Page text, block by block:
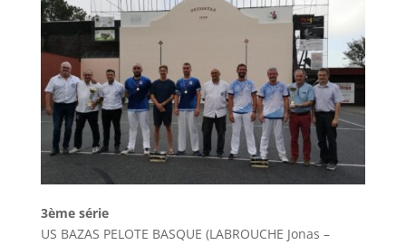
3ème série
US BAZAS PELOTE BASQUE (LABROUCHE Jonas –